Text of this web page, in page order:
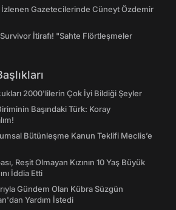
İzlenen Gazetecilerinde Cüneyt Özdemir
İtirafı! "Sahte Flörtleşmeler
2000'lilerin Çok İyi Bildiği Şeyler
Başındaki Türk: Koray
Bütünleşme Kanun Teklifi Meclis’e
Reşit Olmayan Kızının 10 Yaş Büyük
İddia Etti
Gündem Olan Kübra Süzgün
Yardım İstedi